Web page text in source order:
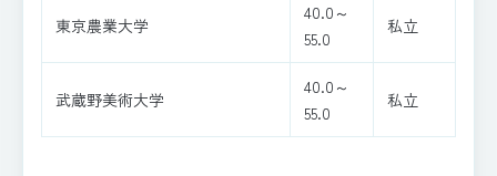
東京農業大学
40.0～
55.0
私立
武蔵野美術大学
40.0～
55.0
私立